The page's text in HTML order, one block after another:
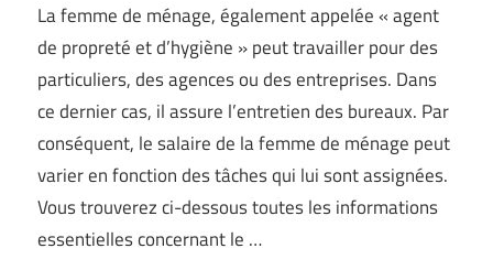
La femme de ménage, également appelée « agent
de propreté et d’hygiène » peut travailler pour des
particuliers, des agences ou des entreprises. Dans
ce dernier cas, il assure l’entretien des bureaux. Par
conséquent, le salaire de la femme de ménage peut
varier en fonction des tâches qui lui sont assignées.
Vous trouverez ci-dessous toutes les informations
essentielles concernant le …